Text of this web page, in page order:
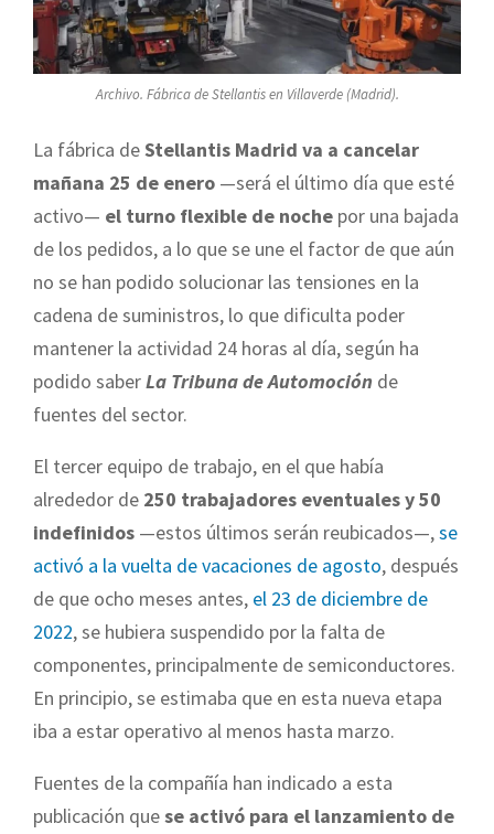
Archivo. Fábrica de Stellantis en Villaverde (Madrid).
La fábrica deStellantis Madrid va a cancelar
mañana 25 de enero —será el último día que esté
activo— el turno flexible de noche por una bajada
de los pedidos, a lo que se une el factor de que aún
no se han podido solucionar las tensiones en la
cadena de suministros, lo que dificulta poder
mantener la actividad 24 horas al día, según ha
podido saberLa Tribuna de Automoción de
fuentes del sector.
El tercer equipo de trabajo, en el que había
alrededor de 250 trabajadores eventuales y 50
indefinidos —estos últimos serán reubicados—,se
activó a la vuelta de vacaciones de agosto, después
de que ocho meses antes, el 23 de diciembre de
2022, se hubiera suspendido por la falta de
componentes, principalmente de semiconductores.
En principio, se estimaba que en esta nueva etapa
iba a estar operativo al menos hasta marzo.
Fuentes de la compañía han indicado a esta
publicación quese activó para el lanzamiento de